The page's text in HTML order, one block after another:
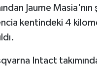
Jaume
kentindeki 4
Intact